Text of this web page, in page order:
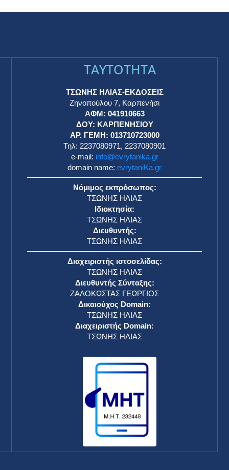
TAYTOTHTA
ΤΣΩΝΗΣ ΗΛΙΑΣ-ΕΚΔΟΣΕΙΣ
Ζηνοπούλου 7, Καρπενήσι
ΑΦΜ: 041910663
ΔΟΥ: ΚΑΡΠΕΝΗΣΙΟΥ
ΑΡ. ΓΕΜΗ: 013710723000
Τηλ: 2237080971, 2237080901
e-mail: info@evrytanika.gr
domain name: evrytaniKa.gr
Νόμιμος εκπρόσωπος:
ΤΣΩΝΗΣ ΗΛΙΑΣ
Ιδιοκτησία:
ΤΣΩΝΗΣ ΗΛΙΑΣ
Διευθυντής:
ΤΣΩΝΗΣ ΗΛΙΑΣ
Διαχειριστής ιστοσελίδας:
ΤΣΩΝΗΣ ΗΛΙΑΣ
Διευθυντής Σύνταξης:
ΖΑΛΟΚΩΣΤΑΣ ΓΕΩΡΓΙΟΣ
Δικαιούχος Domain:
ΤΣΩΝΗΣ ΗΛΙΑΣ
Διαχειριστής Domain:
ΤΣΩΝΗΣ ΗΛΙΑΣ